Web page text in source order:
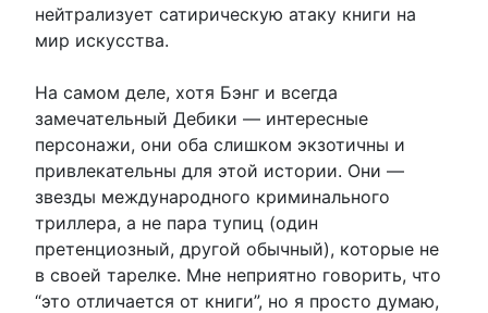
нейтрализует сатирическую атаку книги на
мир искусства.
На самом деле, хотя Бэнг и всегда
замечательный Дебики — интересные
персонажи, они оба слишком экзотичны и
привлекательны для этой истории. Они —
звезды международного криминального
триллера, а не пара тупиц (один
претенциозный, другой обычный), которые не
в своей тарелке. Мне неприятно говорить, что
“это отличается от книги”, но я просто думаю,